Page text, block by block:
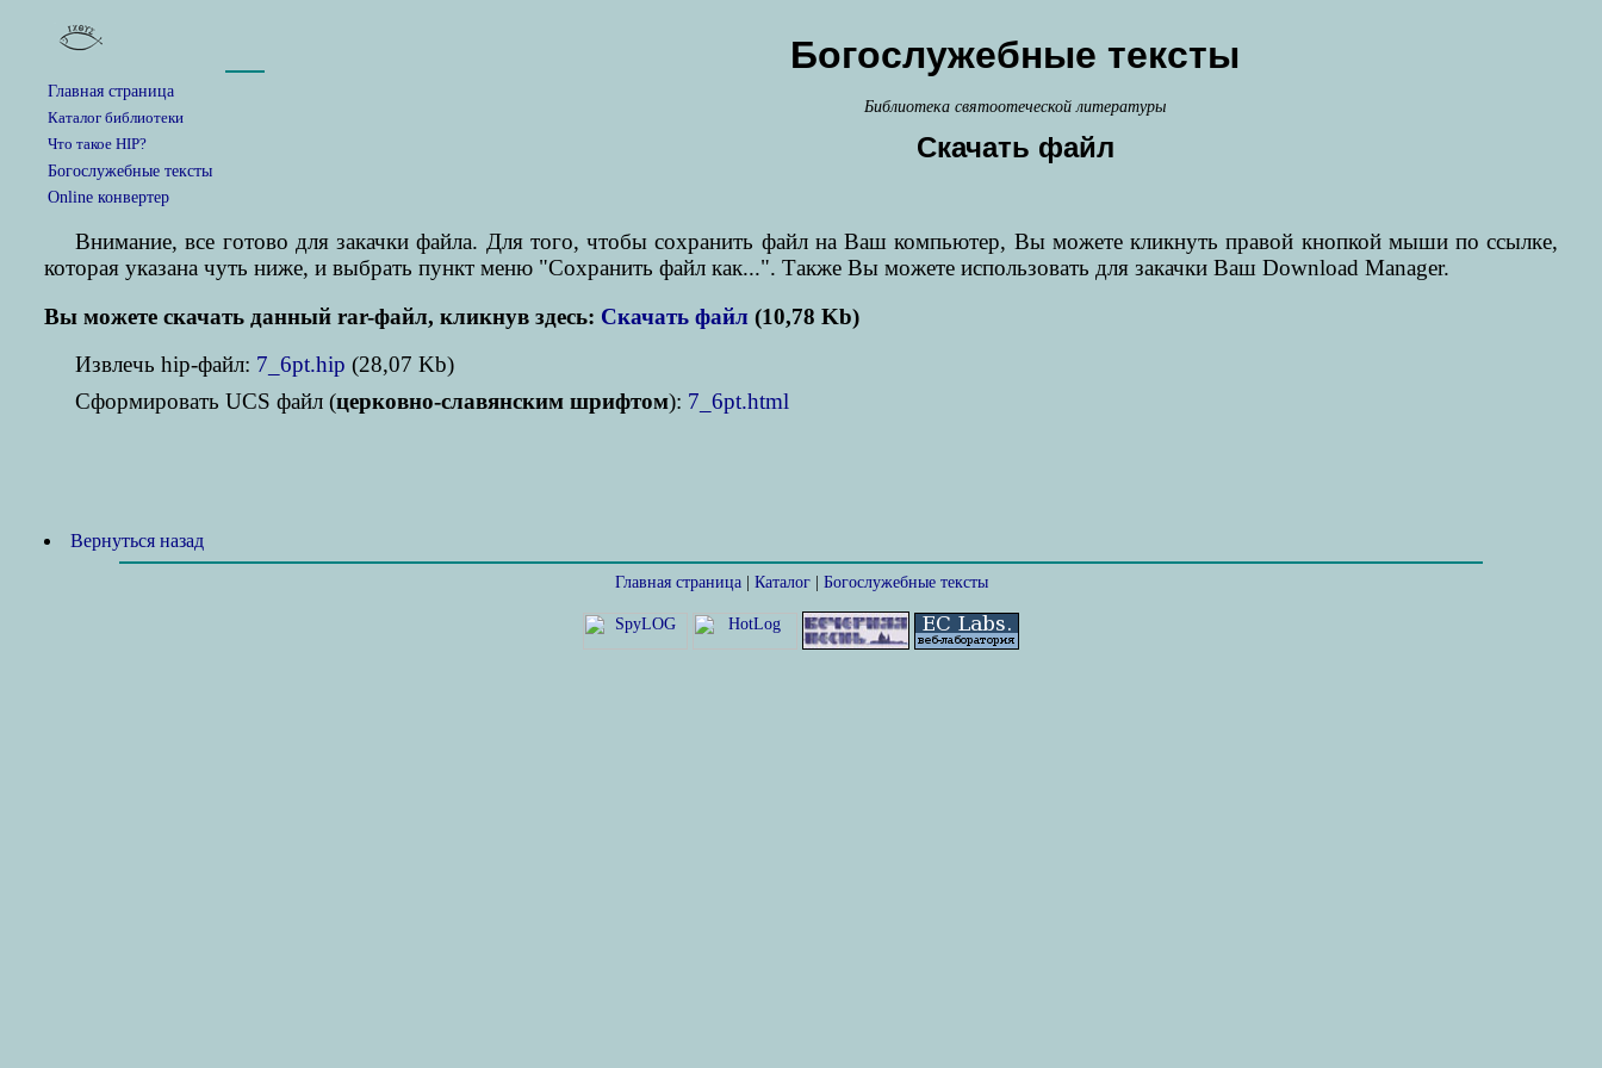
Главная страница
Каталог библиотеки
Что такое HIP?
Богослужебные тексты
Online конвертер
Богослужебные тексты
Библиотека святоотеческой литературы
Скачать файл
Внимание, все готово для закачки файла. Для того, чтобы сохранить файл на Ваш компьютер, Вы можете кликнуть правой кнопкой мыши по ссылке,
которая указана чуть ниже, и выбрать пункт меню "Сохранить файл как...". Также Вы можете использовать для закачки Ваш Download Manager.
Вы можете скачать данный rar-файл, кликнув здесь: Скачать файл (10,78 Kb)
Извлечь hip-файл: 7_6pt.hip (28,07 Kb)
Cформировать UCS файл (церковно-славянским шрифтом): 7_6pt.html
Вернуться назад
Главная страница| Каталог| Богослужебные тексты